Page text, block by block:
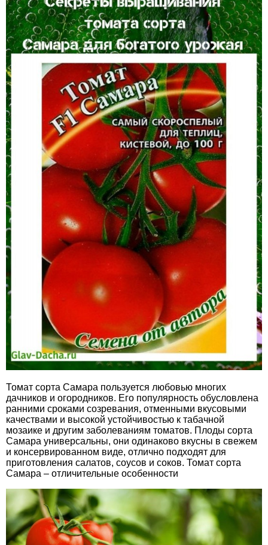
Томат сорта Самара пользуется любовью многих
дачников и огородников. Его популярность обусловлена
ранними сроками созревания, отменными вкусовыми
качествами и высокой устойчивостью к табачной
мозаике и другим заболеваниям томатов. Плоды сорта
Самара универсальны, они одинаково вкусны в свежем
и консервированном виде, отлично подходят для
приготовления салатов, соусов и соков. Томат сорта
Самара – отличительные особенности